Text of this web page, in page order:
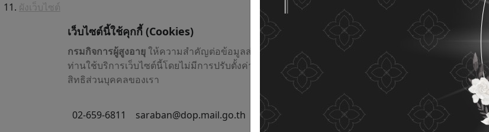
ผังเว็บไซต์
เว็บไซต์นี้ใช้คุกกี้ (Cookies)
กรมกิจการผู้สูงอายุให้ความสำคัญต่อข้อมูลส่วนบุคคลของท่าน เพื่อการพัฒนาและปรับปรุงเว็บไซต์ หาก
ท่านใช้บริการเว็บไซต์นี้โดยไม่มีการปรับตั้งค่าใดๆ แสดงว่าท่านยินยอมที่จะรับคุกกี้บนเว็บไซต์ และนโยบ
สิทธิส่วนบุคคลของเรา
02-659-6811 saraban@dop.mail.go.th
เปลี่ยนกา
ก-
CC